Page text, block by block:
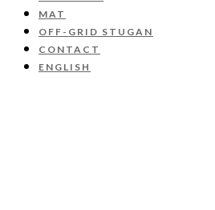
MAT
OFF-GRID STUGAN
CONTACT
ENGLISH